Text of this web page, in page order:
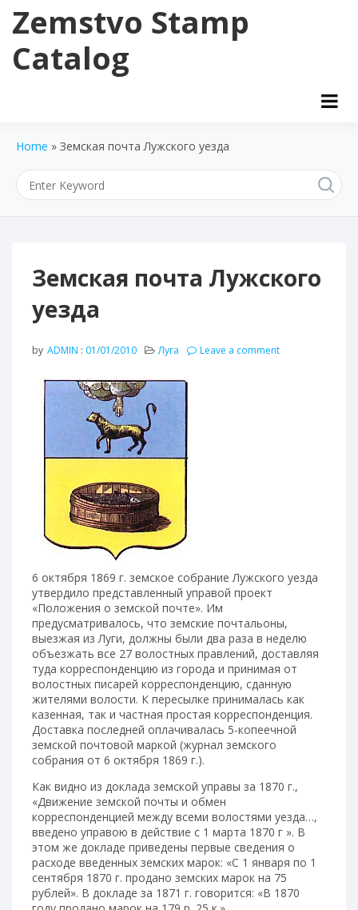
content
Zemstvo Stamp
Catalog
Home » Земская почта Лужского уезда
Земская почта Лужского
уезда
by ADMIN : 01/01/2010 Луга Leave a comment
6 октября 1869 г. земское собрание Лужского уезда
утвердило представленный управой проект
«Положения о земской почте». Им
предусматривалось, что земские почтальоны,
выезжая из Луги, должны были два раза в неделю
объезжать все 27 волостных правлений, доставляя
туда корреспонденцию из города и принимая от
волостных писарей корреспонденцию, сданную
жителями волости. К пересылке принималась как
казенная, так и частная простая корреспонденция.
Доставка последней оплачивалась 5-копеечной
земской почтовой маркой (журнал земского
собрания от 6 октября 1869 г.).
Как видно из доклада земской управы за 1870 г.,
«Движение земской почты и обмен
корреспонденцией между всеми волостями уезда…,
введено управою в действие с 1 марта 1870 г ». В
этом же докладе приведены первые сведения о
расходе введенных земских марок: «С 1 января по 1
сентября 1870 г. продано земских марок на 75
рублей». В докладе за 1871 г. говорится: «В 1870